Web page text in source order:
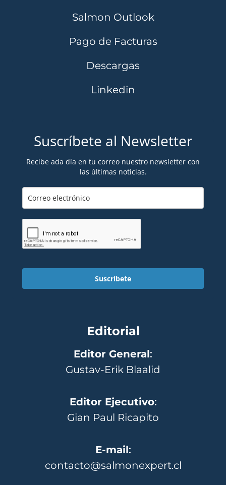
Salmon Outlook
Pago de Facturas
Descargas
Linkedin
Suscríbete al Newsletter
Recibe ada día en tu correo nuestro newsletter con
las últimas noticias.
Suscríbete
Editorial
Editor General:
Gustav-Erik Blaalid
Editor Ejecutivo:
Gian Paul Ricapito
E-mail:
contacto@salmonexpert.cl